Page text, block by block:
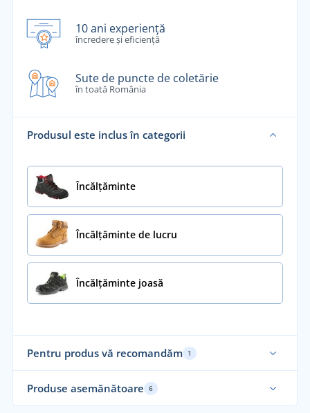
10 ani experiență
încredere și eficiență
Sute de puncte de coletărie
în toată România
Produsul este inclus în categorii
Încălţăminte
Încălțăminte de lucru
Încălțăminte joasă
Pentru produs vă recomandăm 1
Produse asemănătoare 6